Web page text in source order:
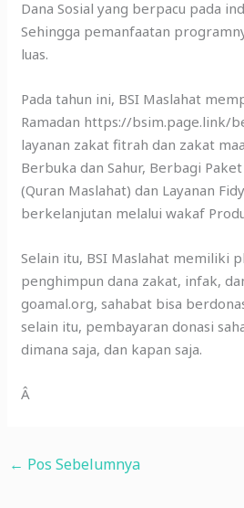
Dana Sosial yang berpacu pada
Sehingga pemanfaatan
luas.
Pada tahun ini, BSI Maslahat
Ramadan https://bsim.page.link/
layanan zakat fitrah dan zakat
Berbuka dan Sahur, Berbagi
(Quran Maslahat) dan Layanan
berkelanjutan melalui wakaf
Selain itu, BSI Maslahat memiliki
penghimpun dana zakat, infak,
goamal.org, sahabat bisa
selain itu, pembayaran donasi
dimana saja, dan kapan saja.
Â
← Pos Sebelumnya